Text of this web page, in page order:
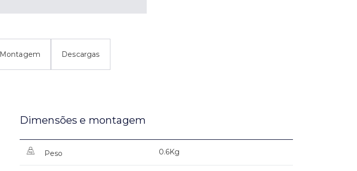
Montagem Descargas
Dimensões e montagem
Peso 0.6Kg